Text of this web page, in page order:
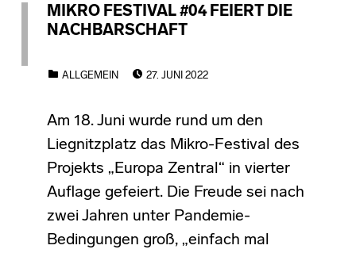
MIKRO FESTIVAL #04 FEIERT DIE
NACHBARSCHAFT
ALLGEMEIN
27. JUNI 2022
Am 18. Juni wurde rund um den
Liegnitzplatz das Mikro-Festival des
Projekts „Europa Zentral“ in vierter
Auflage gefeiert. Die Freude sei nach
zwei Jahren unter Pandemie-
Bedingungen groß, „einfach mal